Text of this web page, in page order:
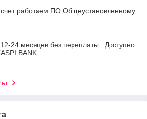
работаем ПО Общеустановленному
24 месяцев без переплаты . Доступно
BANK.